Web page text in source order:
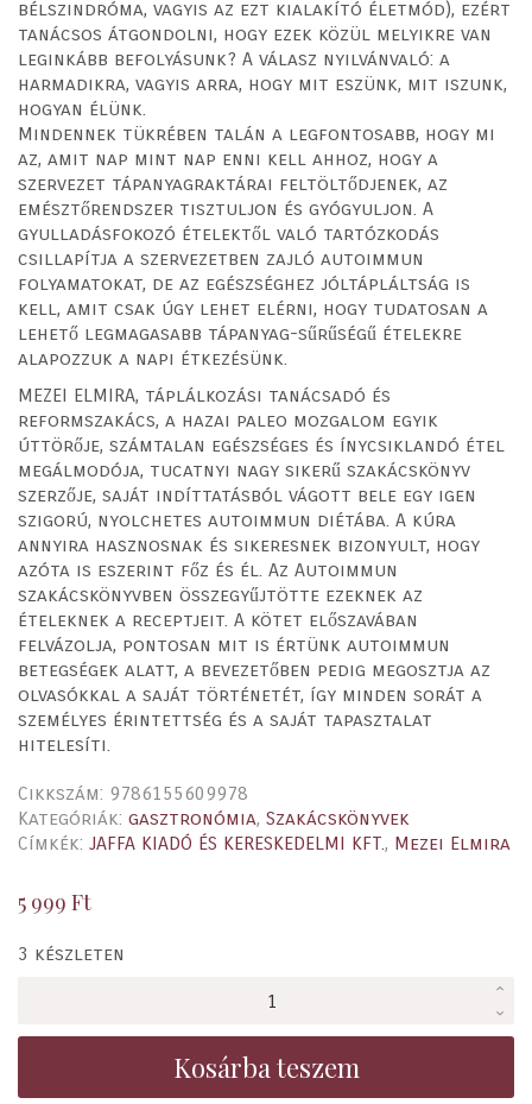
bélszindróma, vagyis az ezt kialakító életmód), ezért
tanácsos átgondolni, hogy ezek közül melyikre van
leginkább befolyásunk? A válasz nyilvánvaló: a
harmadikra, vagyis arra, hogy mit eszünk, mit iszunk,
hogyan élünk.
Mindennek tükrében talán a legfontosabb, hogy mi
az, amit nap mint nap enni kell ahhoz, hogy a
szervezet tápanyagraktárai feltöltődjenek, az
emésztőrendszer tisztuljon és gyógyuljon. A
gyulladásfokozó ételektől való tartózkodás
csillapítja a szervezetben zajló autoimmun
folyamatokat, de az egészséghez jóltápláltság is
kell, amit csak úgy lehet elérni, hogy tudatosan a
lehető legmagasabb tápanyag-sűrűségű ételekre
alapozzuk a napi étkezésünk.
MEZEI ELMIRA, táplálkozási tanácsadó és
reformszakács, a hazai paleo mozgalom egyik
úttörője, számtalan egészséges és ínycsiklandó étel
megálmodója, tucatnyi nagy sikerű szakácskönyv
szerzője, saját indíttatásból vágott bele egy igen
szigorú, nyolchetes autoimmun diétába. A kúra
annyira hasznosnak és sikeresnek bizonyult, hogy
azóta is eszerint főz és él. Az Autoimmun
szakácskönyvben összegyűjtötte ezeknek az
ételeknek a receptjeit. A kötet előszavában
felvázolja, pontosan mit is értünk autoimmun
betegségek alatt, a bevezetőben pedig megosztja az
olvasókkal a saját történetét, így minden sorát a
személyes érintettség és a saját tapasztalat
hitelesíti.
Cikkszám: 9786155609978
Kategóriák: gasztronómia, Szakácskönyvek
Címkék: JAFFA KIADÓ ÉS KERESKEDELMI KFT., Mezei Elmira
5 999 Ft
3 készleten
-
Kosárba teszem